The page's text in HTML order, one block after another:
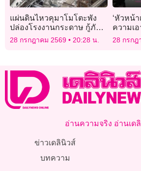
แผ่นดินไหวคุมาโมโตะพัง
ปล่องโรงงานกระดาษ กู้ภัย
เร่งค้นหาผู้สูญหาย
28 กรกฎาคม 2569 20:28 น.
‘หัวหน้
ความเ
เพจชม
พิทักษ์ท
28 กรกฎ
อ่านความจริง อ่านเด
ข่าวเดลินิวส์
บทความ